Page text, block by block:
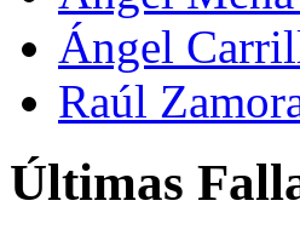
Ángel
Raúl
Últimas